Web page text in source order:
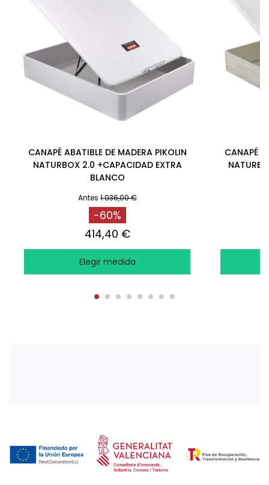
CANAPÉ ABATIBLE DE MADERA PIKOLIN
NATURBOX 2.0 +CAPACIDAD EXTRA
BLANCO
Antes 1.036,00 €
-60%
414,40 €
Elegir medida
CANAPÉ